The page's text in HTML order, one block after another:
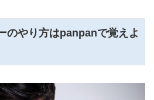
のやり方はpanpanで覚えよ